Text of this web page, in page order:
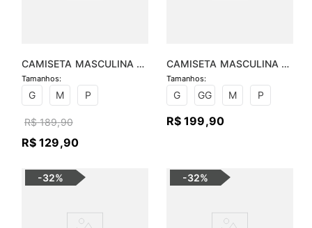
CAMISETA MASCULINA
BICOLOR COM RECORTE
G
M P
R$ 189,90
R$ 129,90
CAMISETA MASCULINA
PIMA ESSENTIAL
G
GG M P
R$ 199,90
-32% -32%